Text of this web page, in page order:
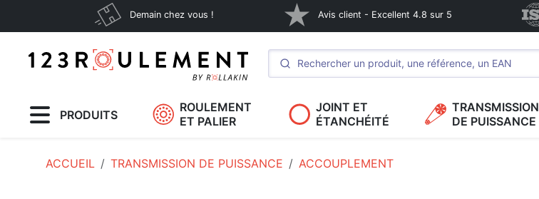
Demain chez vous ! Avis client - Excellent 4.8 sur 5
PRODUITS
ROULEMENT
ET PALIER
JOINT ET
ÉTANCHÉITÉ
TRANSMISSION
DE PUISSANCE
ACCUEIL TRANSMISSION DE PUISSANCE ACCOUPLEMENT